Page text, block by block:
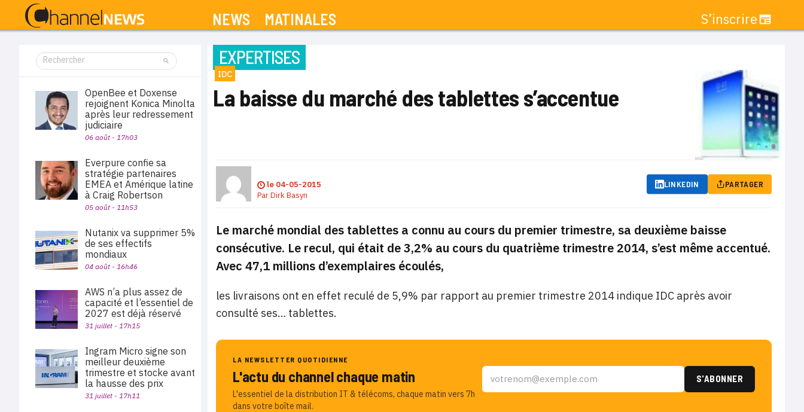
NEWS MATINALES S’inscrire
EXPERTISES
IDC
La baisse du marché des tablettes s’accentue
le 04-05-2015
ParDirk Basyn
LINKEDIN PARTAGER
Le marché mondial des tablettes a connu au cours du premier trimestre, sa deuxième baisse
consécutive. Le recul, qui était de 3,2% au cours du quatrième trimestre 2014, s’est même accentué.
Avec 47,1 millions d’exemplaires écoulés,
les livraisons ont en effet reculé de 5,9% par rapport au premier trimestre 2014 indique IDC après avoir
consulté ses… tablettes.
LA NEWSLETTER QUOTIDIENNE
L'actu du channel chaque matin
L'essentiel de la distribution IT & télécoms, chaque matin vers 7h
dans votre boîte mail.
OpenBee et Doxense
rejoignent Konica Minolta
après leur redressement
judiciaire
06 août - 17h03
Everpure confie sa
stratégie partenaires
EMEA et Amérique latine
à Craig Robertson
05 août - 11h53
Nutanix va supprimer 5%
de ses effectifs
mondiaux
04 août - 16h46
AWS n’a plus assez de
capacité et l’essentiel de
2027 est déjà réservé
31 juillet - 17h15
Ingram Micro signe son
meilleur deuxième
trimestre et stocke avant
la hausse des prix
31 juillet - 17h11